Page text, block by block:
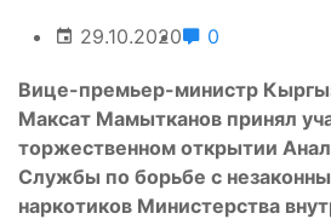
29.10.2020 0
Вице-премьер-министр
Максат Мамытканов принял
торжественном открытии
Службы по борьбе с
наркотиков Министерства